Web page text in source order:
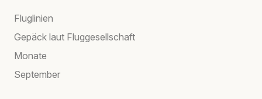
Fluglinien
Gepäck laut Fluggesellschaft
Monate
September